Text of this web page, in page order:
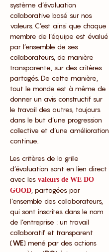
système d’évaluation
collaborative basé sur nos
valeurs. C’est ainsi que chaque
membre de l’équipe est évalué
par l’ensemble de ses
collaborateurs, de manière
transparente, sur des critères
partagés. De cette manière,
tout le monde est à même de
donner un avis constructif sur
le travail des autres, toujours
dans le but d’une progression
collective et d’une amélioration
continue.
Les critères de la grille
d’évaluation sont en lien direct
avec les valeurs de WE DO
GOOD, partagées par
l’ensemble des collaborateurs,
qui sont inscrites dans le nom
de l’entreprise : un travail
collaboratif et transparent
(WE) mené par des actions